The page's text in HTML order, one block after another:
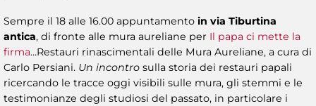
Sempre il 18 alle 16.00 appuntamento in via Tiburtina
antica, di fronte alle mura aureliane per Il papa ci mette la
firma…Restauri rinascimentali delle Mura Aureliane, a cura di
Carlo Persiani. Un incontro sulla storia dei restauri papali
ricercando le tracce oggi visibili sulle mura, gli stemmi e le
testimonianze degli studiosi del passato, in particolare i